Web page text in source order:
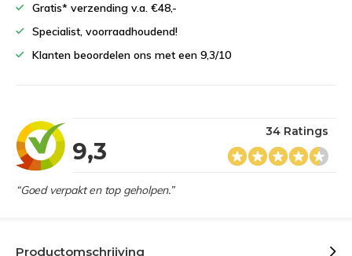
Gratis* verzending v.a. €48,-
Specialist, voorraadhoudend!
Klanten beoordelen ons met een 9,3/10
9,3
34 Ratings
“Goed verpakt en top geholpen.”
Productomschrijving